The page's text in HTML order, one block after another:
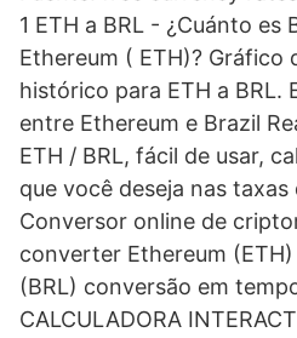
1 ETH a BRL - ¿Cuánto es
Ethereum ( ETH)? Gráfico
histórico para ETH a BRL.
entre Ethereum e Brazil
ETH / BRL, fácil de usar,
que você deseja nas
Conversor online de
converter Ethereum (ETH)
(BRL) conversão em
CALCULADORA